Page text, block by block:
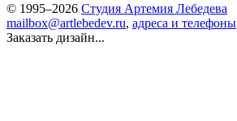
© 1995–2026 Студия Артемия Лебедева
mailbox@artlebedev.ru, адреса и телефоны
Заказать дизайн...